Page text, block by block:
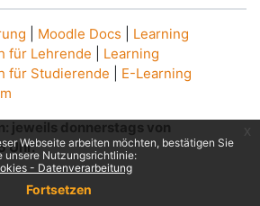
Webseite arbeiten möchten, bestätigen Sie
unsere Nutzungsrichtlinie:
- Datenverarbeitung
Fortsetzen
Moodle Docs
Learning
für Lehrende
Learning
für Studierende
E-Learning
jeweils donnerstags von
Uhr.